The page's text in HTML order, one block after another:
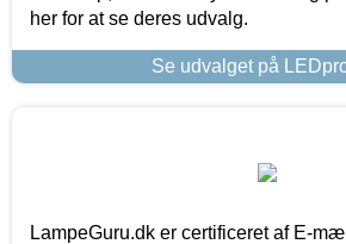
her for at se deres udvalg.
Se udvalget på
LampeGuru.dk er certificeret af E-